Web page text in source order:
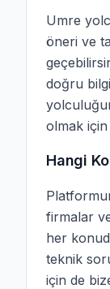
Umre
öneri ve
doğru
olmak için
Hangi
firmalar
her
teknik
için de